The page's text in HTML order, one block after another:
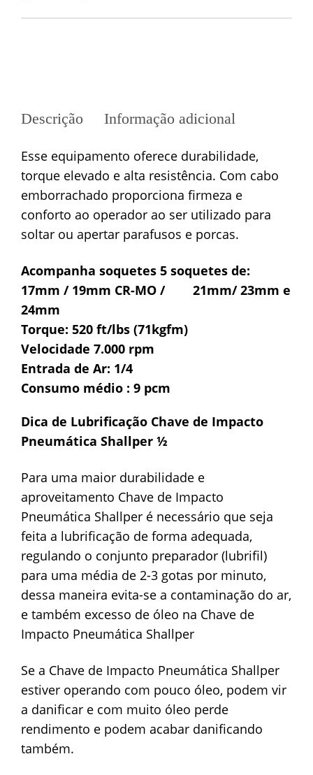
Descrição Informação adicional
Esse equipamento oferece durabilidade,
torque elevado e alta resistência. Com cabo
emborrachado proporciona firmeza e
conforto ao operador ao ser utilizado para
soltar ou apertar parafusos e porcas.
Acompanha soquetes 5 soquetes de:
17mm / 19mm CR-MO / 21mm/ 23mm e
24mm
Torque: 520 ft/lbs (71kgfm)
Velocidade 7.000 rpm
Entrada de Ar: 1/4
Consumo médio : 9 pcm
Dica de Lubrificação Chave de Impacto
Pneumática Shallper ½
Para uma maior durabilidade e
aproveitamento Chave de Impacto
Pneumática Shallper é necessário que seja
feita a lubrificação de forma adequada,
regulando o conjunto preparador (lubrifil)
para uma média de 2-3 gotas por minuto,
dessa maneira evita-se a contaminação do ar,
e também excesso de óleo na Chave de
Impacto Pneumática Shallper
Se a Chave de Impacto Pneumática Shallper
estiver operando com pouco óleo, podem vir
a danificar e com muito óleo perde
rendimento e podem acabar danificando
também.